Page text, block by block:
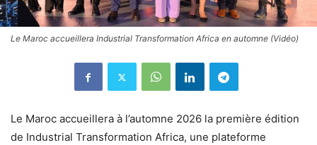
Le Maroc accueillera Industrial Transformation Africa en automne (Vidéo)
Le Maroc accueillera à l’automne 2026 la première édition
de Industrial Transformation Africa, une plateforme